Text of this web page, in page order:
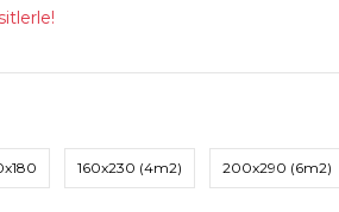
160x230 (4m2) 200x290 (6m2)